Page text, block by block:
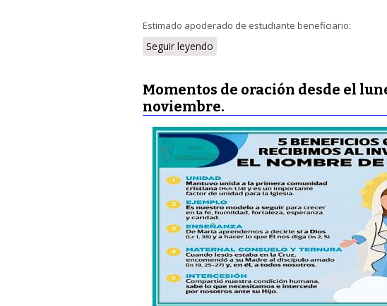
Estimado apoderado de estudiante beneficiario:
Seguir leyendo
Momentos de oración desde el
noviembre.